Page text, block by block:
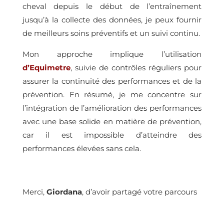
cheval depuis le début de l’entraînement
jusqu’à la collecte des données, je peux fournir
de meilleurs soins préventifs et un suivi continu.
Mon approche implique l’utilisation
d’Equimetre, suivie de contrôles réguliers pour
assurer la continuité des performances et de la
prévention. En résumé, je me concentre sur
l’intégration de l’amélioration des performances
avec une base solide en matière de prévention,
car il est impossible d’atteindre des
performances élevées sans cela.
Merci, Giordana, d’avoir partagé votre parcours